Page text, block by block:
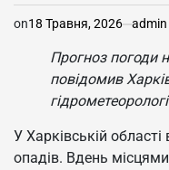
on18 Травня, 2026 admin
Прогноз погоди
повідомив
У Харківській
опадів. Вдень